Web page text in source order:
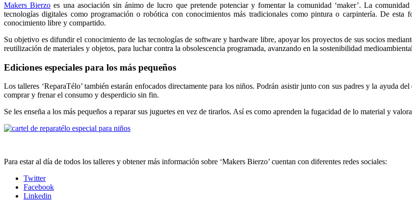
Makers Bierzo es una asociación sin ánimo de lucro que pretende potenciar y fomentar la comunidad ‘maker’. La
tecnologías digitales como programación o robótica con conocimientos más tradicionales como pintura o carpintería. De
conocimiento libre y compartido.
Su objetivo es difundir el conocimiento de las tecnologías de software y hardware libre, apoyar los proyectos de sus socios
reutilización de materiales y objetos, para luchar contra la obsolescencia programada, avanzando en la sostenibilidad
Ediciones especiales para los más pequeños
Los talleres ‘ReparaTélo’ también estarán enfocados directamente para los niños. Podrán asistir junto con sus padres y la ayuda
comprar y frenar el consumo y desperdicio sin fin.
Se les enseña a los más pequeños a reparar sus juguetes en vez de tirarlos. Así es como aprenden la fugacidad de lo material y
Para estar al día de todos los talleres y obtener más información sobre ‘Makers Bierzo’ cuentan con diferentes redes sociales:
Twitter
Facebook
Linkedin